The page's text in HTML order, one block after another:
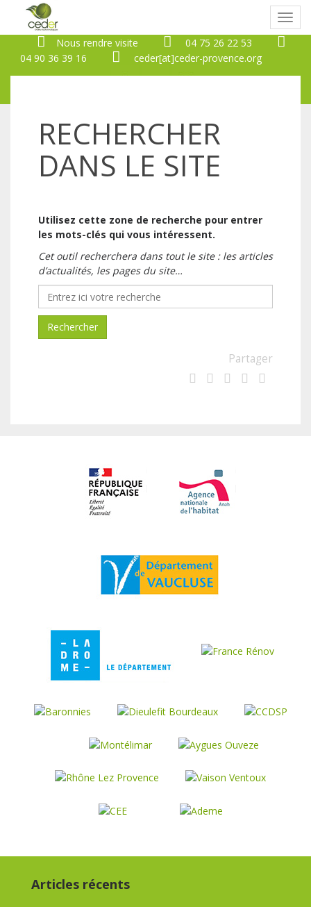
Nous rendre visite
04 75 26 22 53
04 90 36 39 16
ceder[at]ceder-provence.org
RECHERCHER
DANS LE SITE
Utilisez cette zone de recherche pour entrer
les mots-clés qui vous intéressent.
Cet outil recherchera dans tout le site : les articles
d’actualités, les pages du site…
Partager
Articles récents